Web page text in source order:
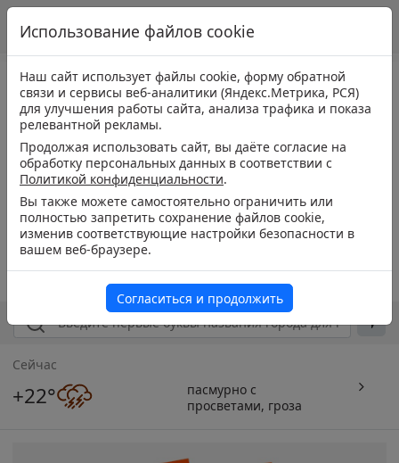
Сейчас
+22°
пасмурно с
просветами, гроза
Использование файлов cookie
Наш сайт использует файлы cookie, форму обратной
связи и сервисы веб-аналитики (Яндекс.Метрика, РСЯ)
для улучшения работы сайта, анализа трафика и показа
релевантной рекламы.
Продолжая использовать сайт, вы даёте согласие на
обработку персональных данных в соответствии с
Политикой конфиденциальности.
Вы также можете самостоятельно ограничить или
полностью запретить сохранение файлов cookie,
изменив соответствующие настройки безопасности в
вашем веб-браузере.
Согласиться и продолжить